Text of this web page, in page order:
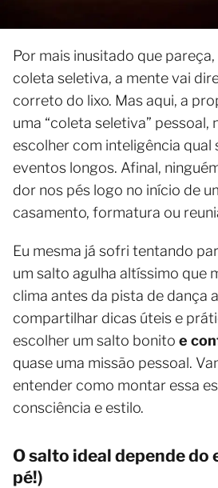
Por mais inusitado que
coleta seletiva, a mente vai
correto do lixo. Mas aqui, a
uma “coleta seletiva” pessoal,
escolher com inteligência qual
eventos longos. Afinal,
dor nos pés logo no início de
casamento, formatura ou
Eu mesma já sofri tentando
um salto agulha altíssimo que
clima antes da pista de dança
compartilhar dicas úteis e
escolher um salto bonito e
quase uma missão pessoal.
entender como montar essa
consciência e estilo.
O salto ideal depende do
pé!)